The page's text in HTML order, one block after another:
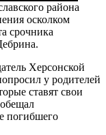
района
осколком
срочника
Херсонской
у родителей
ставят свои
погибшего